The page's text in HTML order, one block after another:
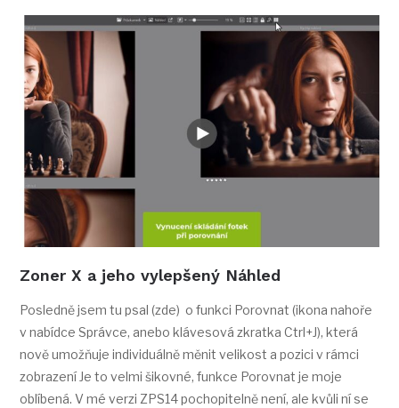
Zoner X a jeho vylepšený Náhled
Posledně jsem tu psal (zde) o funkci Porovnat (ikona nahoře
v nabídce Správce, anebo klávesová zkratka Ctrl+J), která
nově umožňuje individuálně měnit velikost a pozici v rámci
zobrazení Je to velmi šikovné, funkce Porovnat je moje
oblíbená. V mé verzi ZPS14 pochopitelně není, ale kvůli ní se